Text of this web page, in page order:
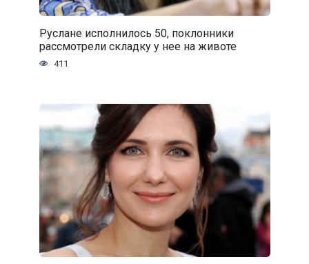
Руслане исполнилось 50, поклонники
рассмотрели складку у нее на животе
411